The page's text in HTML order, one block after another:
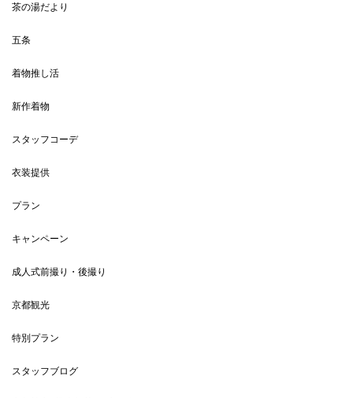
茶の湯だより
五条
着物推し活
新作着物
スタッフコーデ
衣装提供
プラン
キャンペーン
成人式前撮り・後撮り
京都観光
特別プラン
スタッフブログ